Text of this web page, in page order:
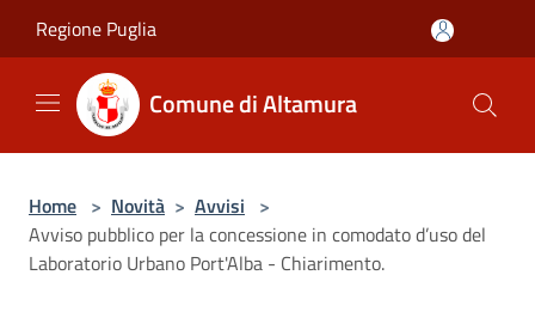
Regione Puglia
Comune di Altamura
Home > Novità > Avvisi >
Avviso pubblico per la concessione in comodato d’uso del
Laboratorio Urbano Port'Alba - Chiarimento.